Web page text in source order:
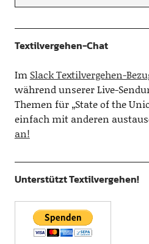
Textilvergehen-Chat
Im Slack Textilvergehen-
während unserer Live-
Themen für „State of the
einfach mit anderen
an!
Unterstützt Textilvergehen!